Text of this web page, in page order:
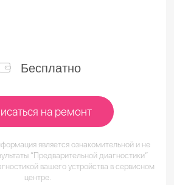
Бесплатно
на ремонт
является ознакомительной и не
“Предварительной диагностики”
вашего устройства в сервисном
центре.